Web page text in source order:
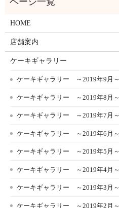
HOME
店舗案内
ケーキギャラリー
ケーキギャラリー ～2019年9月～
ケーキギャラリー ～2019年8月～
ケーキギャラリー ～2019年7月～
ケーキギャラリー ～2019年6月～
ケーキギャラリー ～2019年5月～
ケーキギャラリー ～2019年4月～
ケーキギャラリー ～2019年3月～
ケーキギャラリー ～2019年2月～